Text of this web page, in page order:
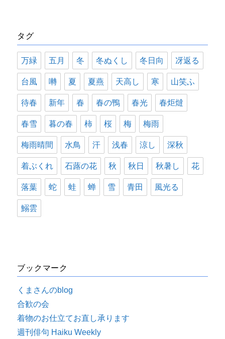
ー
タグ
万緑 五月 冬 冬ぬくし 冬日向 冴返る
台風 囀 夏 夏燕 天高し 寒 山笑ふ
待春 新年 春 春の鴨 春光 春炬燵
春雪 暮の春 柿 桜 梅 梅雨
梅雨晴間 水鳥 汗 浅春 涼し 深秋
着ぶくれ 石蕗の花 秋 秋日 秋暑し 花
落葉 蛇 蛙 蝉 雪 青田 風光る
鰯雲
ブックマーク
くまさんのblog
合歓の会
着物のお仕立てお直し承ります
週刊俳句 Haiku Weekly